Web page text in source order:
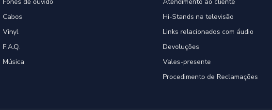
Cabos
Vinyl
F.A.Q.
Música
Hi-Stands na televisão
Links relacionados com áudio
Devoluções
Vales-presente
Procedimento de Reclamações